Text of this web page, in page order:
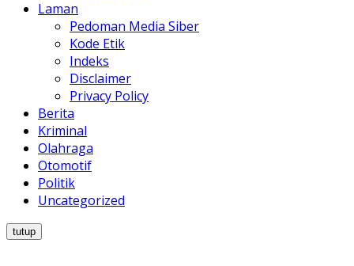
Laman
Pedoman Media Siber
Kode Etik
Indeks
Disclaimer
Privacy Policy
Berita
Kriminal
Olahraga
Otomotif
Politik
Uncategorized
tutup